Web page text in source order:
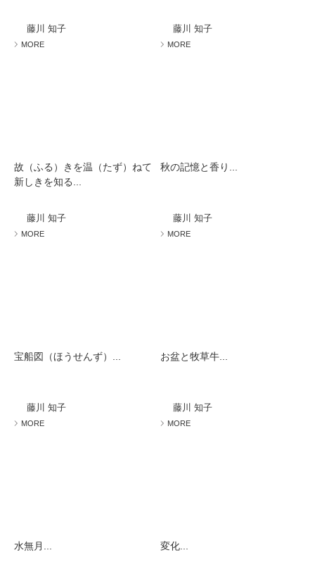
藤川 知子
MORE
藤川 知子
MORE
故（ふる）きを温（たず）ねて
新しきを知る...
藤川 知子
MORE
秋の記憶と香り...
藤川 知子
MORE
宝船図（ほうせんず）...
藤川 知子
MORE
お盆と牧草牛...
藤川 知子
MORE
水無月... 変化...